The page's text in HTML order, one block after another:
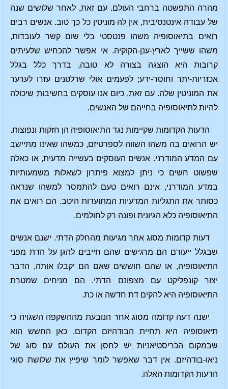
מהרה התפשטה ברחבי העולם. עם זאת, לאחר שלושים שנה
של עבודה אינטנסיבית, אין לה מוניטין כל כך טוב. אנשים רבים
רואים בתיאוסופיה משהו פנטסטי בלי שום קשר לעובדות,
משהו ששייך לארץ-ענן-הקוקיה. אי אפשר להכחיש שלעיתים
קרובות היא הוצגה בצורה לא טובה, בדרך כלל בגלל
אכזריות-יתר וחוסר-ידע; לפעמים אולי שרלטנים עזרו לערער
את המוניטין שלה. עם זאת, כיום אנו עוסקים בחשיבות שיכולה
להיות לתיאוסופיה בחייהם של האנשים.
הדעות הקדומות שקיימות נגד התיאוסופיה הן חזקות ונפוצות.
יש הרואים בה משהו השווה לספרטיזם, כמשהו שאינו מתיישב
עם המדע המודרני. אנשים העוסקים בעשייה מדעית, או כאלה
שפשוט חשים כי ניתן למצוא פיתרון לשאלות משמעותיות
במדע המודרני, אינם רואים טעם להתמסר למשהו שנראה
כסותר את התגליות המדעיות המתועדות היטב. הם רואים את
התיאוסופיה כלא הגיונית ופונה רק לחולמים.
דעות קדומות מסוג אחר מגיעות מהחלק הדתי. ישנם אנשים
שבגלל ייעודם הם מרגישים שהם חייבים להגן על הדת מפני
התיאוסופיה, או שהם חוששים שאם הם יקבלו אותה, הדבר
יצור קונפליקט עם מצפונם הדתי. הם מניחים שמטרת
התיאוסופיה היא להקים דת חדשה או כת.
ישנה דעה קדומה מסוג אחר הנובעת מההשקפה השגויה כי
תיאוסופיה היא תחיית הבודהיזם הקדום. כאן החשש הוא
שבמקום הכריסטיאניות יש לחסן את העולם עם סוג של
ניאו-בודהיזם. אין דבר שאפשר לומר שיפיץ את שלושת סוגי
הדעות הקדומות האלה.